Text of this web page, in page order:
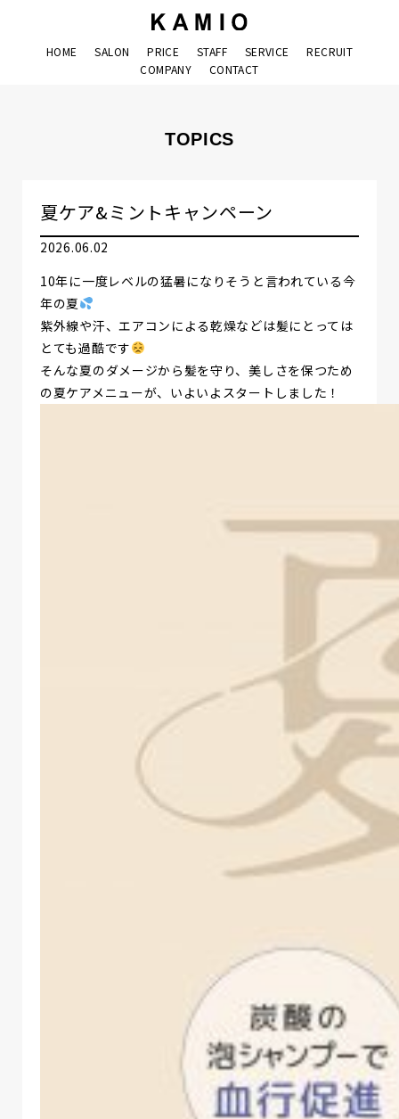
HOME SALON PRICE STAFF SERVICE
RECRUIT
COMPANY
CONTACT
TOPICS
夏ケア&ミントキャンペーン
2026.06.02
10年に一度レベルの猛暑になりそうと言われている今
年の夏
紫外線や汗、エアコンによる乾燥などは髪にとっては
とても過酷です
そんな夏のダメージから髪を守り、美しさを保つため
の夏ケアメニューが、いよいよスタートしました！